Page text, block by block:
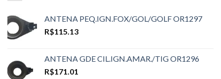
ANTENA PEQ.IGN.FOX/GOL/GOLF OR1297
R$115.13
ANTENA GDE CIL.IGN.AMAR./TIG OR1296
R$171.01